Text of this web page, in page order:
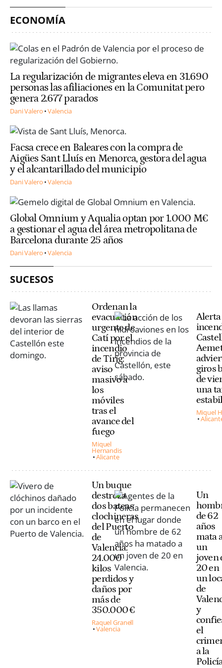
ECONOMÍA
La regularización de migrantes eleva en 31.690
personas las afiliaciones en la Comunitat pero
genera 2.677 parados
Dani Valero Valencia
Facsa crece en Baleares con la compra de
Aigües Sant Lluís en Menorca, gestora del agua
y el alcantarillado del municipio
Dani Valero Valencia
Global Omnium y Aqualia optan por 1.000 M€
a gestionar el agua del área metropolitana de
Barcelona durante 25 años
Dani Valero Valencia
SUCESOS
Ordenan la
evacuación
urgente de
Catí por el
incendio
de Tírig:
aviso
masivo a
los
móviles
tras el
avance del
fuego
Miquel
Hernandis
Alicante
Alerta
giros
de
una
Miquel
Un buque
destroza
dos bateas
clochineras
del Puerto
de
Valencia:
24.000
kilos
perdidos y
daños por
más de
350.000 €
Raquel Granell
Valencia
Un
de 62
años
mata
un
joven
20 en
un
de
y
el
a la